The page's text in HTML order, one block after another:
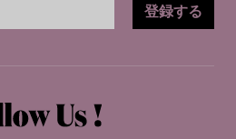
登録する